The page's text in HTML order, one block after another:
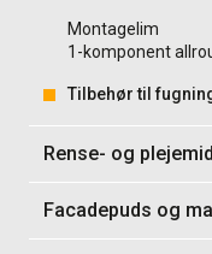
Montagelim
1-komponent
Tilbehør til
Rense- og
Facadepuds og